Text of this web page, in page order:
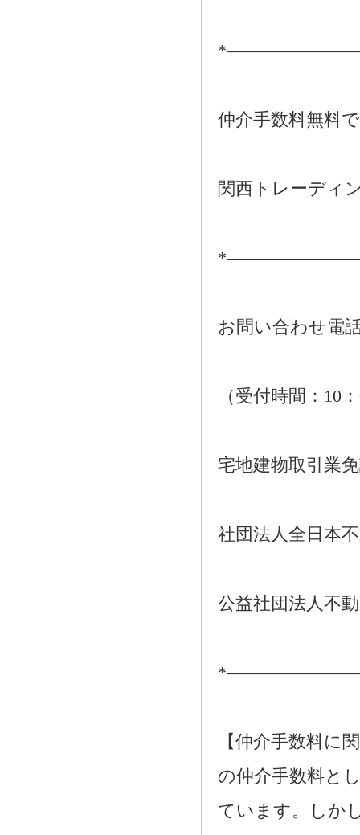
仲介手数料無料
関西トレーディ
お問い合わせ電
（受付時間：10
宅地建物取引業
社団法人全日本
公益社団法人不
【仲介手数料に
の仲介手数料と
ています。しか